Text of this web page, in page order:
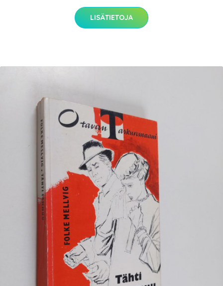
LISÄTIETOJA